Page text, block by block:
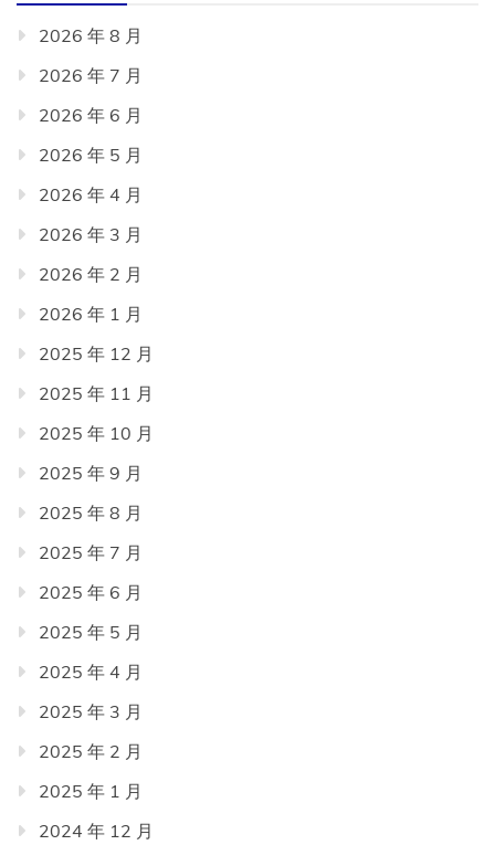
2026 年 8 月
2026 年 7 月
2026 年 6 月
2026 年 5 月
2026 年 4 月
2026 年 3 月
2026 年 2 月
2026 年 1 月
2025 年 12 月
2025 年 11 月
2025 年 10 月
2025 年 9 月
2025 年 8 月
2025 年 7 月
2025 年 6 月
2025 年 5 月
2025 年 4 月
2025 年 3 月
2025 年 2 月
2025 年 1 月
2024 年 12 月